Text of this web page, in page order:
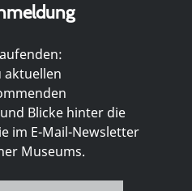
Blicke hinter die
im E-Mail-Newsletter
Museums.